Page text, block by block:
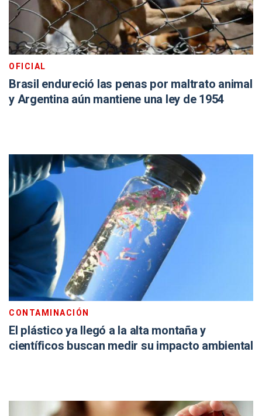
OFICIAL
Brasil endureció las penas por maltrato animal
y Argentina aún mantiene una ley de 1954
CONTAMINACIÓN
El plástico ya llegó a la alta montaña y
científicos buscan medir su impacto ambiental